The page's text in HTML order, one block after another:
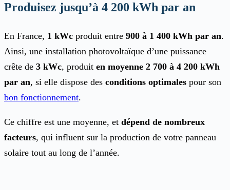
Produisez jusqu’à 4 200 kWh par an
En France, 1 kWc produit entre 900 à 1 400 kWh par an.
Ainsi, une installation photovoltaïque d’une puissance
crête de 3 kWc, produit en moyenne 2 700 à 4 200 kWh
par an, si elle dispose des conditions optimales pour son
bon fonctionnement.
Ce chiffre est une moyenne, et dépend de nombreux
facteurs, qui influent sur la production de votre panneau
solaire tout au long de l’année.